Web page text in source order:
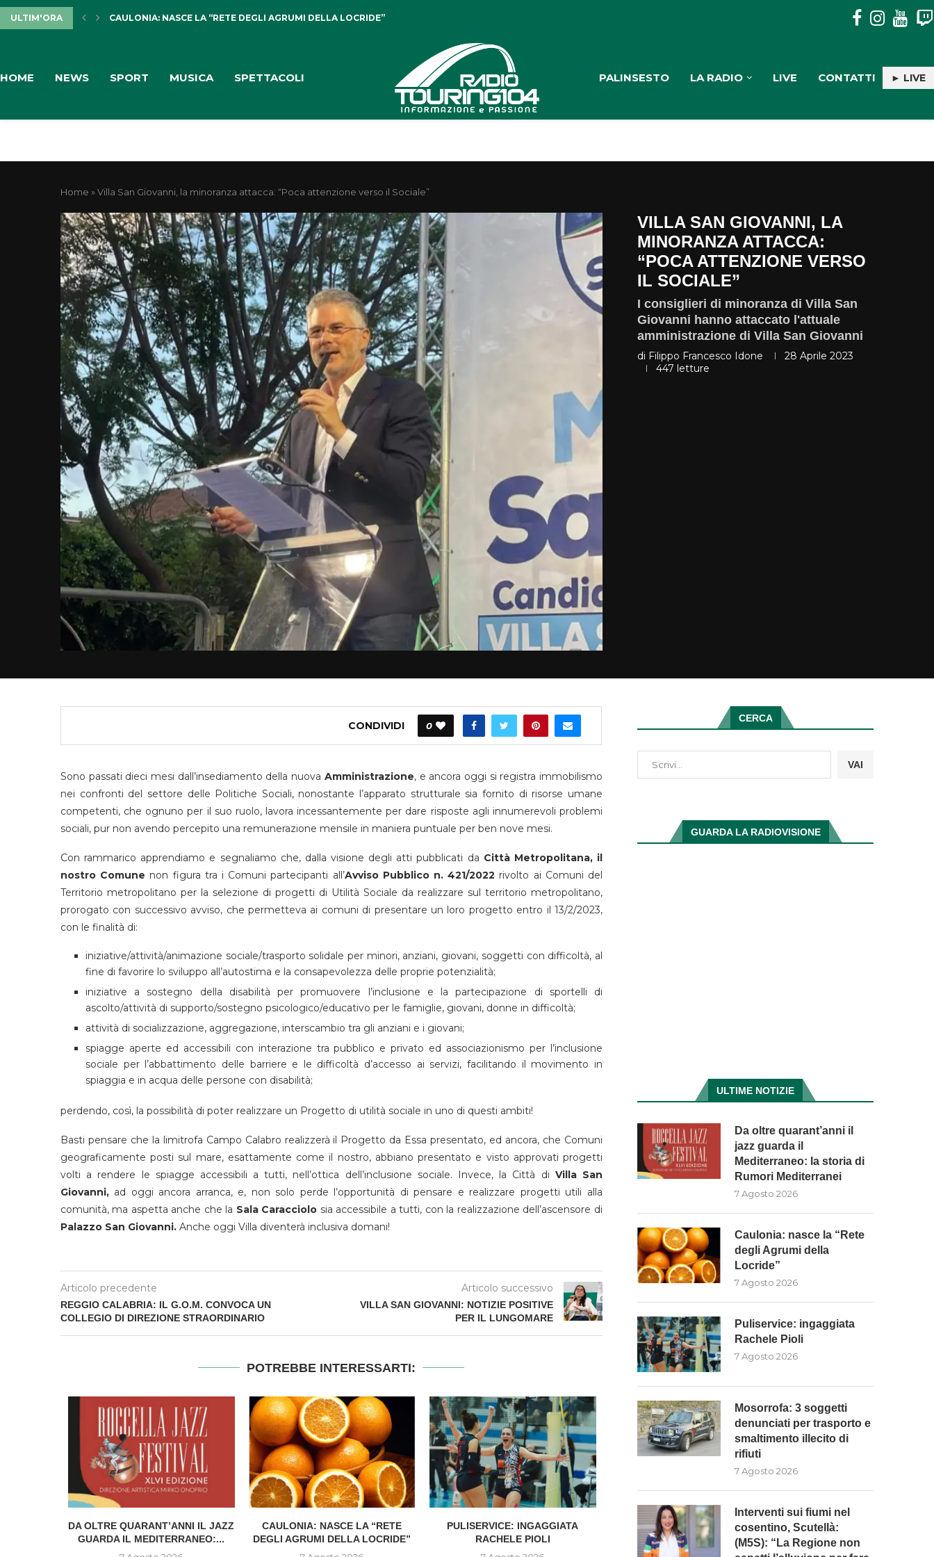
ULTIM'ORA CAULONIA: NASCE LA “RETE DEGLI AGRUMI DELLA LOCRIDE” PULISERVICE: INGAGGIATA RACHELE PIOLI
HOME NEWS SPORT MUSICA SPETTACOLI PALINSESTO LA RADIO LIVE CONTATTI ► LIVE
Home »Villa San Giovanni, la minoranza attacca: “Poca attenzione verso il Sociale”
VILLA SAN GIOVANNI, LA
MINORANZA ATTACCA:
“POCA ATTENZIONE VERSO
IL SOCIALE”
I consiglieri di minoranza di Villa San
Giovanni hanno attaccato l'attuale
amministrazione di Villa San Giovanni
di Filippo Francesco Idone
28 Aprile 2023
447 letture
CONDIVIDI 0
Sono passati dieci mesi dall’insediamento della nuova Amministrazione, e ancora oggi si registra immobilismo
nei confronti del settore delle Politiche Sociali, nonostante l’apparato strutturale sia fornito di risorse umane
competenti, che ognuno per il suo ruolo, lavora incessantemente per dare risposte agli innumerevoli problemi
sociali, pur non avendo percepito una remunerazione mensile in maniera puntuale per ben nove mesi.
Con rammarico apprendiamo e segnaliamo che, dalla visione degli atti pubblicati da Città Metropolitana, il
nostro Comune non figura tra i Comuni partecipanti all’Avviso Pubblico n. 421/2022 rivolto ai Comuni del
Territorio metropolitano per la selezione di progetti di Utilità Sociale da realizzare sul territorio metropolitano,
prorogato con successivo avviso, che permetteva ai comuni di presentare un loro progetto entro il 13/2/2023,
con le finalità di:
iniziative/attività/animazione sociale/trasporto solidale per minori, anziani, giovani, soggetti con difficoltà, al
fine di favorire lo sviluppo all’autostima e la consapevolezza delle proprie potenzialità;
iniziative a sostegno della disabilità per promuovere l’inclusione e la partecipazione di sportelli di
ascolto/attività di supporto/sostegno psicologico/educativo per le famiglie, giovani, donne in difficoltà;
attività di socializzazione, aggregazione, interscambio tra gli anziani e i giovani;
spiagge aperte ed accessibili con interazione tra pubblico e privato ed associazionismo per l’inclusione
sociale per l’abbattimento delle barriere e le difficoltà d’accesso ai servizi, facilitando il movimento in
spiaggia e in acqua delle persone con disabilità;
perdendo, così, la possibilità di poter realizzare un Progetto di utilità sociale in uno di questi ambiti!
Basti pensare che la limitrofa Campo Calabro realizzerà il Progetto da Essa presentato, ed ancora, che Comuni
geograficamente posti sul mare, esattamente come il nostro, abbiano presentato e visto approvati progetti
volti a rendere le spiagge accessibili a tutti, nell’ottica dell’inclusione sociale. Invece, la Città di Villa San
Giovanni, ad oggi ancora arranca, e, non solo perde l’opportunità di pensare e realizzare progetti utili alla
comunità, ma aspetta anche che la Sala Caracciolo sia accessibile a tutti, con la realizzazione dell’ascensore di
Palazzo San Giovanni. Anche oggi Villa diventerà inclusiva domani!
Articolo precedente
REGGIO CALABRIA: IL G.O.M. CONVOCA UN
COLLEGIO DI DIREZIONE STRAORDINARIO
Articolo successivo
VILLA SAN GIOVANNI: NOTIZIE POSITIVE
PER IL LUNGOMARE
POTREBBE INTERESSARTI:
DA OLTRE QUARANT’ANNI IL JAZZ
GUARDA IL MEDITERRANEO:...
CAULONIA: NASCE LA “RETE
DEGLI AGRUMI DELLA LOCRIDE”
PULISERVICE: INGAGGIATA
RACHELE PIOLI
MOSORROFA: 3 SOGGETTI
DENUNCIATI PER TRASPORTO E
SMALTIMENTO...
INTERVENTI SUI FIUMI
COSENTINO, SCUTELLÀ:
CERCA
VAI
GUARDA LA RADIOVISIONE
ULTIME NOTIZIE
Da oltre quarant’anni il
jazz guarda il
Mediterraneo: la storia di
Rumori Mediterranei
7 Agosto 2026
Caulonia: nasce la “Rete
degli Agrumi della
Locride”
7 Agosto 2026
Puliservice: ingaggiata
Rachele Pioli
7 Agosto 2026
Mosorrofa: 3 soggetti
denunciati per trasporto e
smaltimento illecito di
rifiuti
7 Agosto 2026
Interventi sui fiumi nel
cosentino, Scutellà:
(M5S): “La Regione non